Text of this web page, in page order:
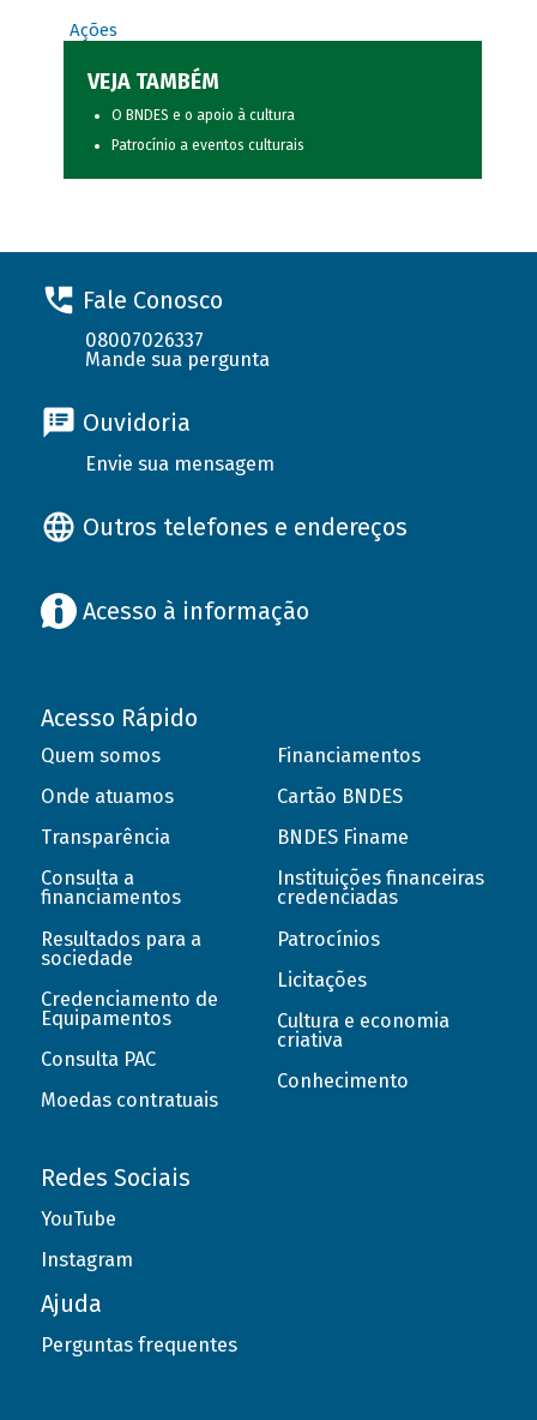
Ações
VEJA TAMBÉM
O BNDES e o apoio à cultura
Patrocínio a eventos culturais
Fale Conosco
08007026337
Mande sua pergunta
Ouvidoria
Envie sua mensagem
Outros telefones e endereços
Acesso à informação
Acesso Rápido
Quem somos
Onde atuamos
Transparência
Consulta a
financiamentos
Resultados para a
sociedade
Credenciamento de
Equipamentos
Consulta PAC
Moedas contratuais
Financiamentos
Cartão BNDES
BNDES Finame
Instituições financeiras
credenciadas
Patrocínios
Licitações
Cultura e economia
criativa
Conhecimento
Redes Sociais
YouTube
Instagram
Ajuda
Perguntas frequentes